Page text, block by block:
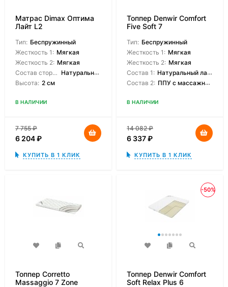
Матрас Dimax Оптима
Лайт L2
Тип: Беспружинный
Жесткость 1: Мягкая
Жесткость 2: Мягкая
Состав сторон: Натуральный латекс
Высота: 2 см
В НАЛИЧИИ
7 755₽
6 204₽
КУПИТЬ В 1 КЛИК
Топпер Denwir Comfort
Five Soft 7
Тип: Беспружинный
Жесткость 1: Мягкая
Жесткость 2: Мягкая
Состав 1: Натуральный латекс
Состав 2: ППУ с массажным эффектом
В НАЛИЧИИ
14 082₽
6 337₽
КУПИТЬ В 1 КЛИК
Топпер Corretto
Massaggio 7 Zone
-50%
Топпер Denwir Comfort
Soft Relax Plus 6